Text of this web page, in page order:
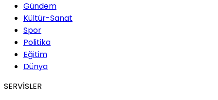
Gündem
Kültür-Sanat
Spor
Politika
Eğitim
Dünya
SERVİSLER